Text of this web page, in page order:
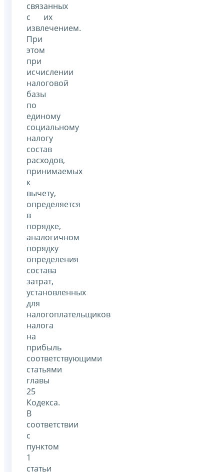
связанных
с их
извлечением.
При
этом
при
исчислении
налоговой
базы
по
единому
социальному
налогу
состав
расходов,
принимаемых
к
вычету,
определяется
в
порядке,
аналогичном
порядку
определения
состава
затрат,
установленных
для
налогоплательщиков
налога
на
прибыль
соответствующими
статьями
главы
25
Кодекса.
В
соответствии
с
пунктом
1
статьи